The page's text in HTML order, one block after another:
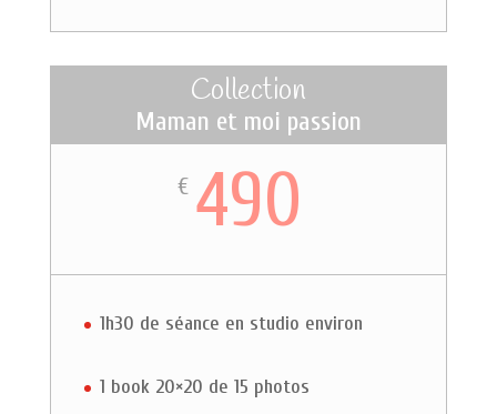
Collection
Maman et moi passion
€ 490
1h30 de séance en studio environ
1 book 20×20 de 15 photos